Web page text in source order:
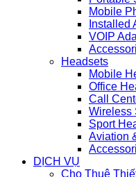
Mobile
Installed
VOIP
Headsets
Mobile
Office
Call
Wireless
Sport
Aviation
DỊCH VỤ
Cho Thuê